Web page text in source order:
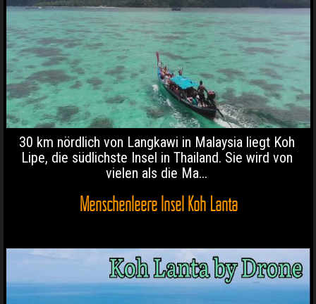
30 km nördlich von Langkawi in Malaysia liegt Koh
Lipe, die südlichste Insel in Thailand. Sie wird von
vielen als die Ma...
Menschenleere Insel Koh Lanta